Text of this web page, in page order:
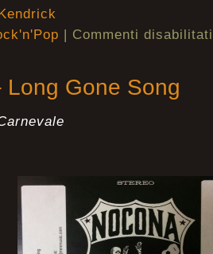
| Commenti disabilitati
Long Gone Song